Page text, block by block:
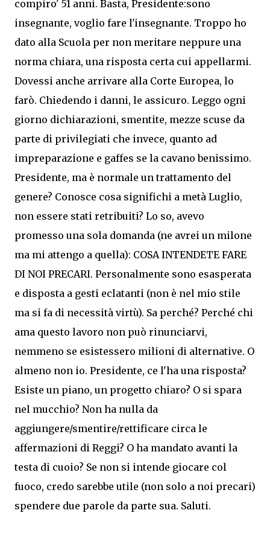
compiro' 51 anni. Basta, Presidente:sono
insegnante, voglio fare l'insegnante. Troppo ho
dato alla Scuola per non meritare neppure una
norma chiara, una risposta certa cui appellarmi.
Dovessi anche arrivare alla Corte Europea, lo
farò. Chiedendo i danni, le assicuro. Leggo ogni
giorno dichiarazioni, smentite, mezze scuse da
parte di privilegiati che invece, quanto ad
impreparazione e gaffes se la cavano benissimo.
Presidente, ma è normale un trattamento del
genere? Conosce cosa significhi a metà Luglio,
non essere stati retribuiti? Lo so, avevo
promesso una sola domanda (ne avrei un milone
ma mi attengo a quella): COSA INTENDETE FARE
DI NOI PRECARI. Personalmente sono esasperata
e disposta a gesti eclatanti (non è nel mio stile
ma si fa di necessità virtù). Sa perché? Perché chi
ama questo lavoro non può rinunciarvi,
nemmeno se esistessero milioni di alternative. O
almeno non io. Presidente, ce l'ha una risposta?
Esiste un piano, un progetto chiaro? O si spara
nel mucchio? Non ha nulla da
aggiungere/smentire/rettificare circa le
affermazioni di Reggi? O ha mandato avanti la
testa di cuoio? Se non si intende giocare col
fuoco, credo sarebbe utile (non solo a noi precari)
spendere due parole da parte sua. Saluti.